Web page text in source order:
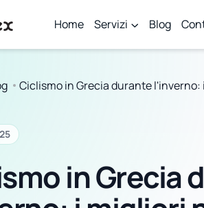
Home Servizi Blog
Ciclismo in Grecia durante
in Grecia